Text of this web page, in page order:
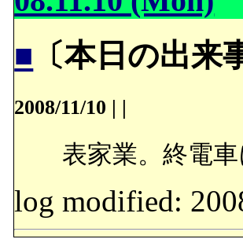
■ 〔本日の出来
2008/11/10 | |
表家業。終電車
log modified: